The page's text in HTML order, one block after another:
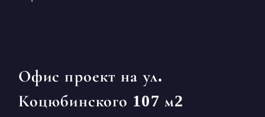
СТРОИТЕЛЬСТВО
ПОРТФОЛИО
Офис проект на ул.
Коцюбинского 107 м2